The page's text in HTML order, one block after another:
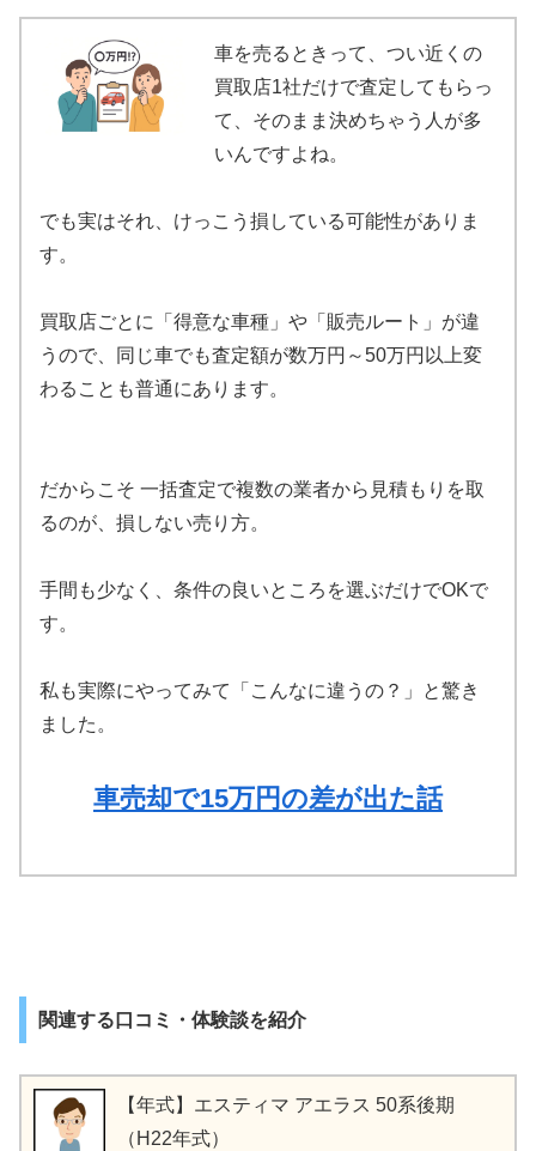
車を売るときって、つい近くの
買取店1社だけで査定してもらっ
て、そのまま決めちゃう人が多
いんですよね。
でも実はそれ、けっこう損している可能性がありま
す。
買取店ごとに「得意な車種」や「販売ルート」が違
うので、同じ車でも査定額が数万円～50万円以上変
わることも普通にあります。
だからこそ 一括査定で複数の業者から見積もりを取
るのが、損しない売り方。
手間も少なく、条件の良いところを選ぶだけでOKで
す。
私も実際にやってみて「こんなに違うの？」と驚き
ました。
車売却で15万円の差が出た話
関連する口コミ・体験談を紹介
【年式】エスティマ アエラス 50系後期
（H22年式）